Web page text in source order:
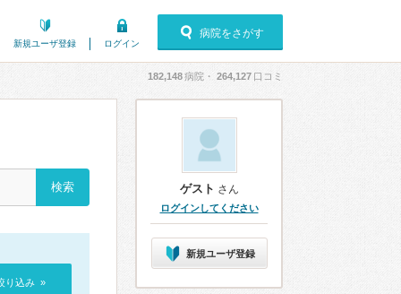
新規ユーザ登録 ログイン
病院をさがす
182,148病院・ 264,127 口コミ
り込み »
ゲスト さん
ログインしてください
新規ユーザ登録